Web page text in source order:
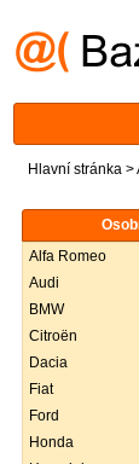
Hlavní stránka >
Alfa Romeo
Audi
BMW
Citroën
Dacia
Fiat
Ford
Honda